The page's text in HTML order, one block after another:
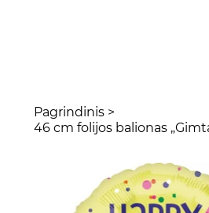
Pagrindinis >